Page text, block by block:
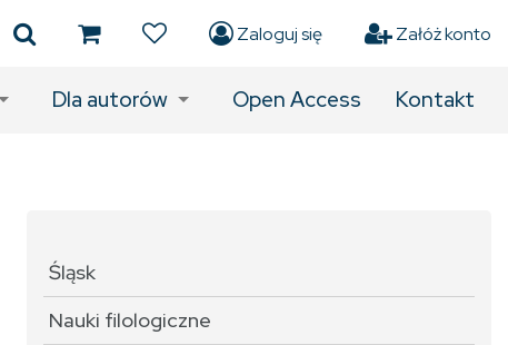
Zaloguj się Załóż konto
Dla autorów Open Access Kontakt
Śląsk
Nauki filologiczne